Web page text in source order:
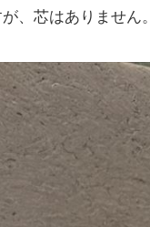
、芯はありません。